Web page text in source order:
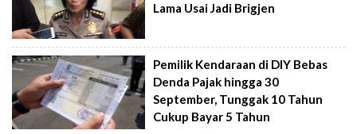
Lama Usai Jadi Brigjen
Pemilik Kendaraan di DIY Bebas
Denda Pajak hingga 30
September, Tunggak 10 Tahun
Cukup Bayar 5 Tahun